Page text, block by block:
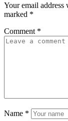
Your email
marked *
Comment *
Name *